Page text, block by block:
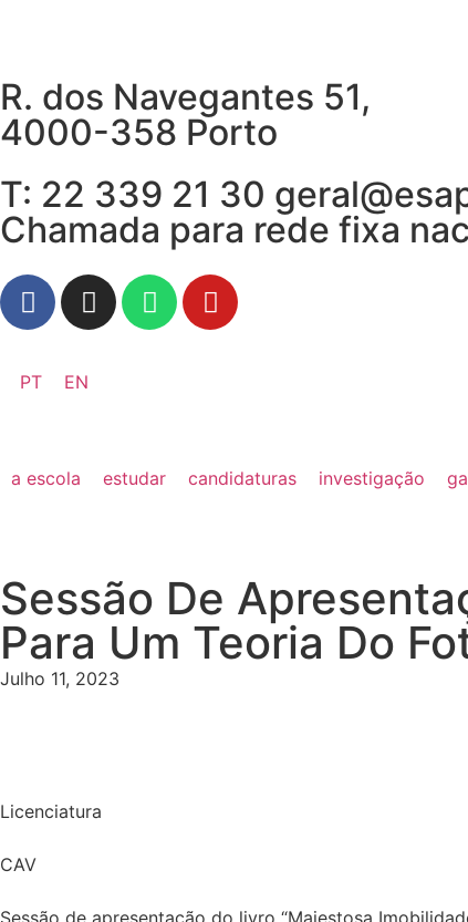
R. dos Navegantes 51,
4000-358 Porto
T: 22 339 21 30
Chamada para rede fixa
PT EN
a escola estudar candidaturas investigação
Sessão De
Para Um Teoria Do
Julho 11, 2023
Licenciatura
CAV
Sessão de apresentação do livro “Majestosa